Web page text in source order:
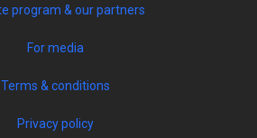
program & our partners
For media
Terms & conditions
Privacy policy